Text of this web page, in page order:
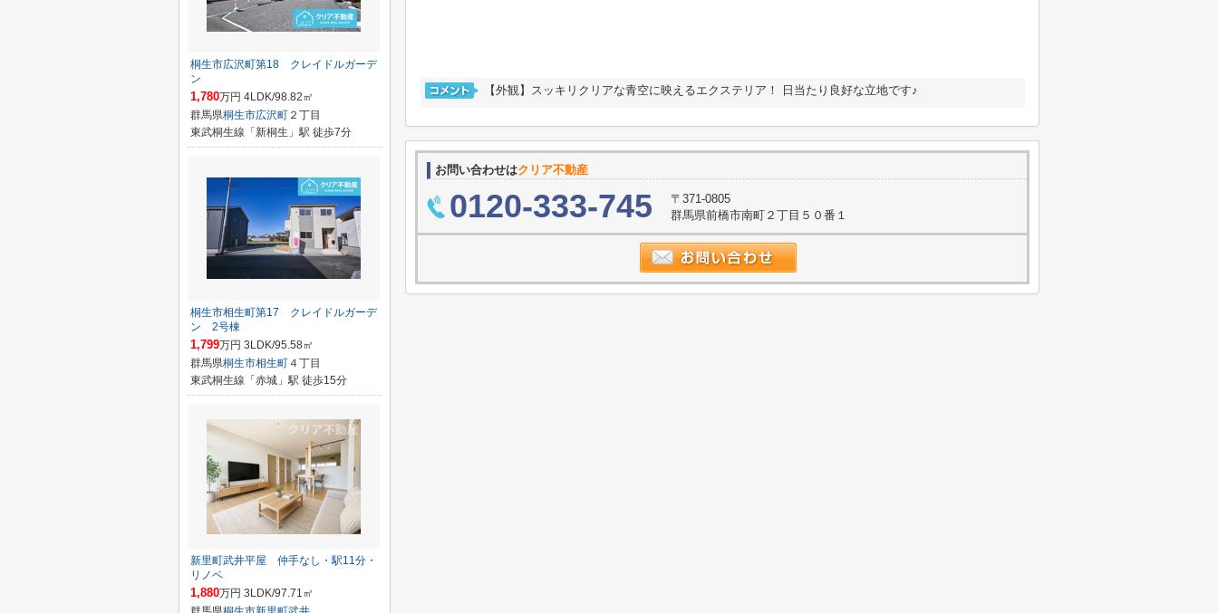
【外観】スッキリクリアな青空に映えるエクステリア！ 日当たり良好な立地です♪
お問い合わせはクリア不動産
0120-333-745
〒371-0805
群馬県前橋市南町２丁目５０番１
桐生市広沢町第18 クレイドルガーデ
ン
1,780万円 4LDK/98.82㎡
群馬県桐生市広沢町 ２丁目
東武桐生線「新桐生」駅 徒歩7分
桐生市相生町第17 クレイドルガーデ
ン 2号棟
1,799万円 3LDK/95.58㎡
群馬県桐生市相生町４丁目
東武桐生線「赤城」駅 徒歩15分
新里町武井平屋 仲手なし・駅11分・
リノベ
1,880万円 3LDK/97.71㎡